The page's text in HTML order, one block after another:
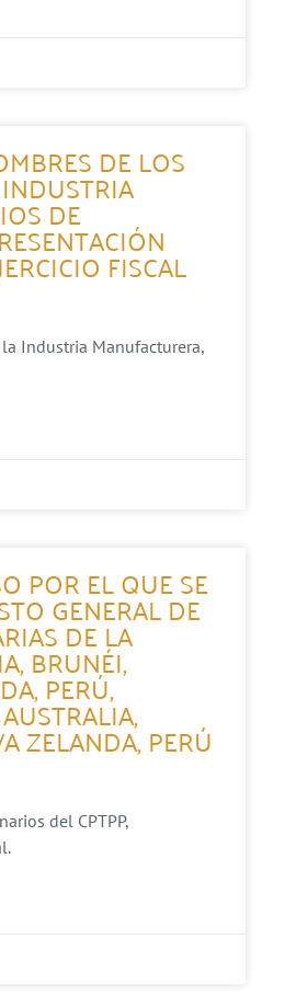
DE LOS
DE
FISCAL
Industria Manufacturera,
POR EL QUE SE
GENERAL DE
DE LA
BRUNÉI,
PERÚ,
ZELANDA, PERÚ
del CPTPP,